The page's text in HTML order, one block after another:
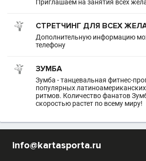
Приглашаем на занятия всех
СТРЕТЧИНГ ДЛЯ ВСЕХ
Дополнительную информацию
телефону
ЗУМБА
Зумба - танцевальная фитнес-
популярных
ритмов. Количество фанатов
скоростью растет по всему миру!
info@kartasporta.ru